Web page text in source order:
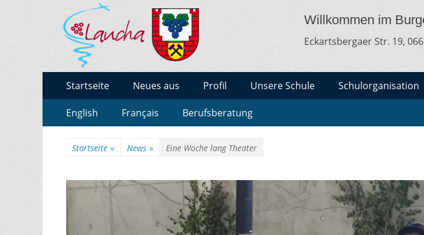
BURGENLAND-GYMNASIUM
Gymnasium des Burgenlandkreises / Sachsen-Anhalt
Willkommen im
Eckartsbergaer Str. 19,
Erstes
Menü
Inhalt:
Startseite Neues aus Profil Unsere Schule Schulorganisation
Zweites
Menü
Inhalt:
English Français Berufsberatung
Startseite » News » Eine Woche lang Theater